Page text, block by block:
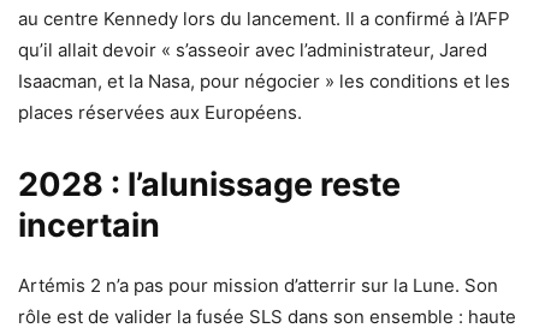
au centre Kennedy lors du lancement. Il a confirmé à l’AFP
qu’il allait devoir « s’asseoir avec l’administrateur, Jared
Isaacman, et la Nasa, pour négocier » les conditions et les
places réservées aux Européens.
2028 : l’alunissage reste
incertain
Artémis 2 n’a pas pour mission d’atterrir sur la Lune. Son
rôle est de valider la fusée SLS dans son ensemble : haute